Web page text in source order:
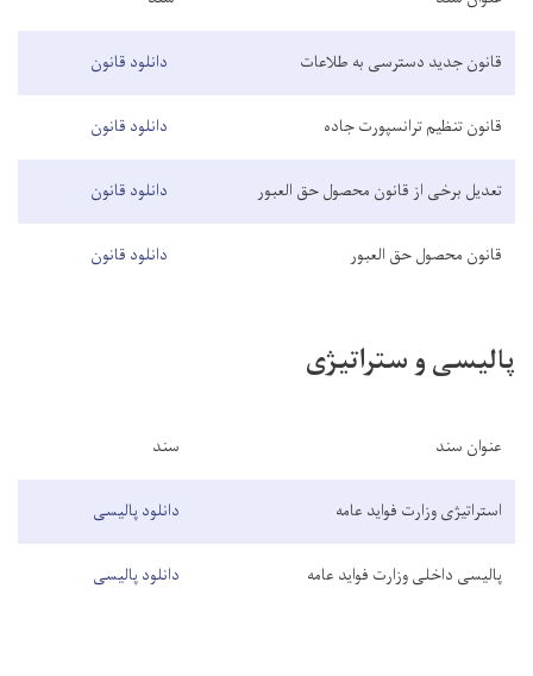
قانون جدید دسترسی به طلاعات
قانون تنظیم ترانسپورت جاده
تعدیل برخی از قانون محصول حق العبور
قانون محصول حق العبور
پالیسی و ستراتیژی
عنوان سند سند
استراتیژی وزارت فواید عامه دانلود پالیسی
پالیسی داخلی وزارت فواید عامه دانلود پالیسی